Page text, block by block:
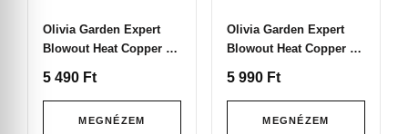
Olivia Garden Expert
Blowout Heat Copper &
5 490 Ft
MEGNÉZEM
Olivia Garden Expert
Blowout Heat Copper &
5 990 Ft
MEGNÉZEM